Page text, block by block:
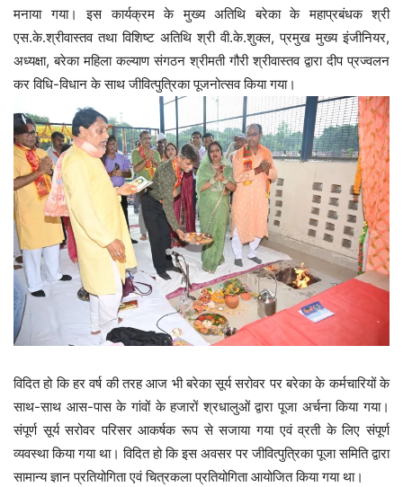
मनाया गया। इस कार्यक्रम के मुख्य अतिथि बरेका के महाप्रबंधक श्री
एस.के.श्रीवास्तव तथा विशिष्ट अतिथि श्री वी.के.शुक्ल, प्रमुख मुख्य‍ इंजीनियर,
अध्यक्षा, बरेका महिला कल्याण संगठन श्रीमती गौरी श्रीवास्तव द्वारा दीप प्रज्वलन
कर विधि-विधान के साथ जीवित्पुत्रिका पूजनोत्सव किया गया।
विदित हो कि हर वर्ष की तरह आज भी बरेका सूर्य सरोवर पर बरेका के कर्मचारियों के
साथ-साथ आस-पास के गांवों के हजारों श्रधालुओं द्वारा पूजा अर्चना किया गया।
संपूर्ण सूर्य सरोवर परिसर आकर्षक रूप से सजाया गया एवं व्रती के लिए संपूर्ण
व्यवस्था किया गया था। विदित हो कि इस अवसर पर जीवित्पुत्रिका पूजा समिति द्वारा
सामान्य ज्ञान प्रतियोगिता एवं चित्रकला प्रतियोगिता आयोजित किया गया था।